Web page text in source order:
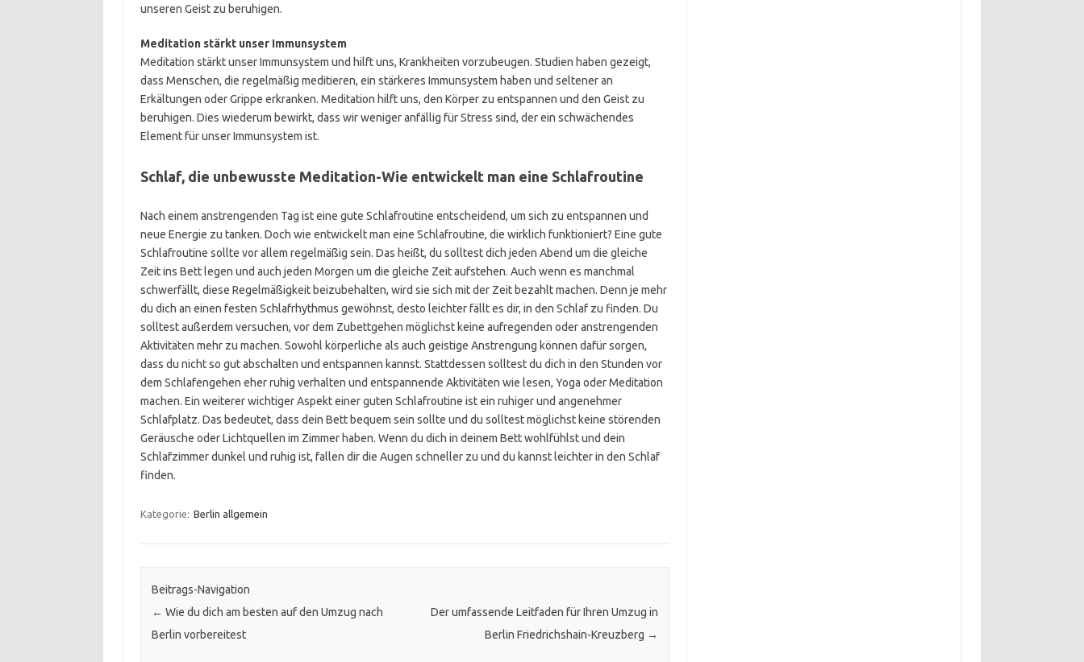
unseren Geist zu beruhigen.
Meditation stärkt unser Immunsystem
Meditation stärkt unser Immunsystem und hilft uns, Krankheiten vorzubeugen. Studien haben gezeigt,
dass Menschen, die regelmäßig meditieren, ein stärkeres Immunsystem haben und seltener an
Erkältungen oder Grippe erkranken. Meditation hilft uns, den Körper zu entspannen und den Geist zu
beruhigen. Dies wiederum bewirkt, dass wir weniger anfällig für Stress sind, der ein schwächendes
Element für unser Immunsystem ist.
Schlaf, die unbewusste Meditation-Wie entwickelt man eine Schlafroutine
Nach einem anstrengenden Tag ist eine gute Schlafroutine entscheidend, um sich zu entspannen und
neue Energie zu tanken. Doch wie entwickelt man eine Schlafroutine, die wirklich funktioniert? Eine gute
Schlafroutine sollte vor allem regelmäßig sein. Das heißt, du solltest dich jeden Abend um die gleiche
Zeit ins Bett legen und auch jeden Morgen um die gleiche Zeit aufstehen. Auch wenn es manchmal
schwerfällt, diese Regelmäßigkeit beizubehalten, wird sie sich mit der Zeit bezahlt machen. Denn je mehr
du dich an einen festen Schlafrhythmus gewöhnst, desto leichter fällt es dir, in den Schlaf zu finden. Du
solltest außerdem versuchen, vor dem Zubettgehen möglichst keine aufregenden oder anstrengenden
Aktivitäten mehr zu machen. Sowohl körperliche als auch geistige Anstrengung können dafür sorgen,
dass du nicht so gut abschalten und entspannen kannst. Stattdessen solltest du dich in den Stunden vor
dem Schlafengehen eher ruhig verhalten und entspannende Aktivitäten wie lesen, Yoga oder Meditation
machen. Ein weiterer wichtiger Aspekt einer guten Schlafroutine ist ein ruhiger und angenehmer
Schlafplatz. Das bedeutet, dass dein Bett bequem sein sollte und du solltest möglichst keine störenden
Geräusche oder Lichtquellen im Zimmer haben. Wenn du dich in deinem Bett wohlfühlst und dein
Schlafzimmer dunkel und ruhig ist, fallen dir die Augen schneller zu und du kannst leichter in den Schlaf
finden.
Kategorie: Berlin allgemein
Beitrags-Navigation
← Wie du dich am besten auf den Umzug nach
Berlin vorbereitest
Der umfassende Leitfaden für Ihren Umzug in
Berlin Friedrichshain-Kreuzberg →